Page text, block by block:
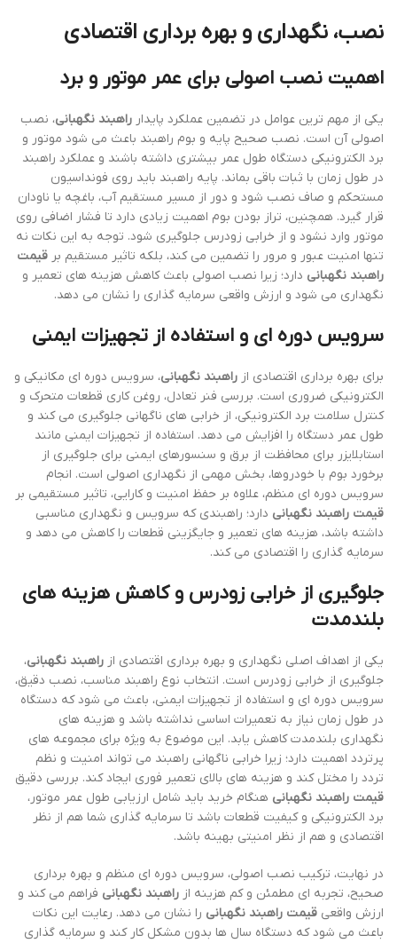
نصب، نگهداری و بهره برداری اقتصادی
اهمیت نصب اصولی برای عمر موتور و برد
یکی از مهم ترین عوامل در تضمین عملکرد پایدار راهبند نگهبانی، نصب
اصولی آن است. نصب صحیح پایه و بوم راهبند باعث می شود موتور و
برد الکترونیکی دستگاه طول عمر بیشتری داشته باشند و عملکرد راهبند
در طول زمان با ثبات باقی بماند. پایه راهبند باید روی فونداسیون
مستحکم و صاف نصب شود و دور از مسیر مستقیم آب، باغچه یا ناودان
قرار گیرد. همچنین، تراز بودن بوم اهمیت زیادی دارد تا فشار اضافی روی
موتور وارد نشود و از خرابی زودرس جلوگیری شود. توجه به این نکات نه
تنها امنیت عبور و مرور را تضمین می کند، بلکه تاثیر مستقیم بر قیمت
راهبند نگهبانی دارد؛ زیرا نصب اصولی باعث کاهش هزینه های تعمیر و
نگهداری می شود و ارزش واقعی سرمایه گذاری را نشان می دهد.
سرویس دوره ای و استفاده از تجهیزات ایمنی
برای بهره برداری اقتصادی از راهبند نگهبانی، سرویس دوره ای مکانیکی و
الکترونیکی ضروری است. بررسی فنر تعادل، روغن کاری قطعات متحرک و
کنترل سلامت برد الکترونیکی، از خرابی های ناگهانی جلوگیری می کند و
طول عمر دستگاه را افزایش می دهد. استفاده از تجهیزات ایمنی مانند
استابلایزر برای محافظت از برق و سنسورهای ایمنی برای جلوگیری از
برخورد بوم با خودروها، بخش مهمی از نگهداری اصولی است. انجام
سرویس دوره ای منظم، علاوه بر حفظ امنیت و کارایی، تاثیر مستقیمی بر
قیمت راهبند نگهبانی دارد؛ راهبندی که سرویس و نگهداری مناسبی
داشته باشد، هزینه های تعمیر و جایگزینی قطعات را کاهش می دهد و
سرمایه گذاری را اقتصادی می کند.
جلوگیری از خرابی زودرس و کاهش هزینه های
بلندمدت
یکی از اهداف اصلی نگهداری و بهره برداری اقتصادی از راهبند نگهبانی،
جلوگیری از خرابی زودرس است. انتخاب نوع راهبند مناسب، نصب دقیق،
سرویس دوره ای و استفاده از تجهیزات ایمنی، باعث می شود که دستگاه
در طول زمان نیاز به تعمیرات اساسی نداشته باشد و هزینه های
نگهداری بلندمدت کاهش یابد. این موضوع به ویژه برای مجموعه های
پرتردد اهمیت دارد؛ زیرا خرابی ناگهانی راهبند می تواند امنیت و نظم
تردد را مختل کند و هزینه های بالای تعمیر فوری ایجاد کند. بررسی دقیق
قیمت راهبند نگهبانی هنگام خرید باید شامل ارزیابی طول عمر موتور،
برد الکترونیکی و کیفیت قطعات باشد تا سرمایه گذاری شما هم از نظر
اقتصادی و هم از نظر امنیتی بهینه باشد.
در نهایت، ترکیب نصب اصولی، سرویس دوره ای منظم و بهره برداری
صحیح، تجربه ای مطمئن و کم هزینه از راهبند نگهبانی فراهم می کند و
ارزش واقعی قیمت راهبند نگهبانی را نشان می دهد. رعایت این نکات
باعث می شود که دستگاه سال ها بدون مشکل کار کند و سرمایه گذاری